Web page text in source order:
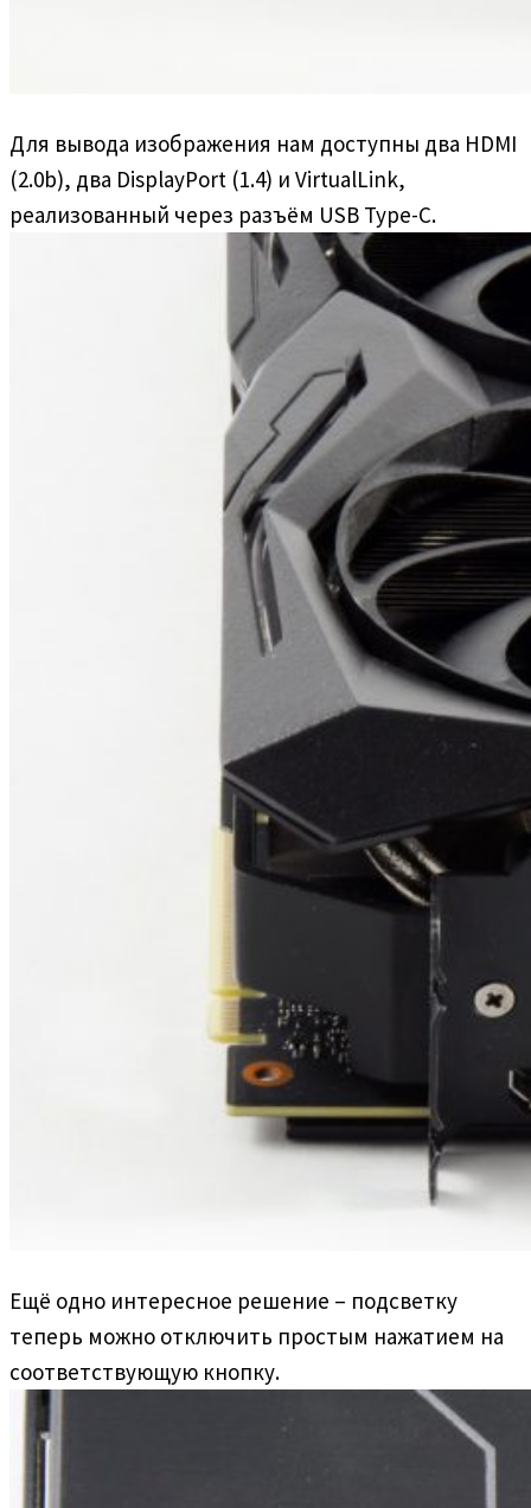
Для вывода изображения нам доступны два HDMI
(2.0b), два DisplayPort (1.4) и VirtualLink,
реализованный через разъём USB Type-C.
Ещё одно интересное решение – подсветку
теперь можно отключить простым нажатием на
соответствующую кнопку.